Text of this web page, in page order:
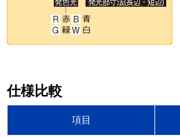
仕様比較
項目